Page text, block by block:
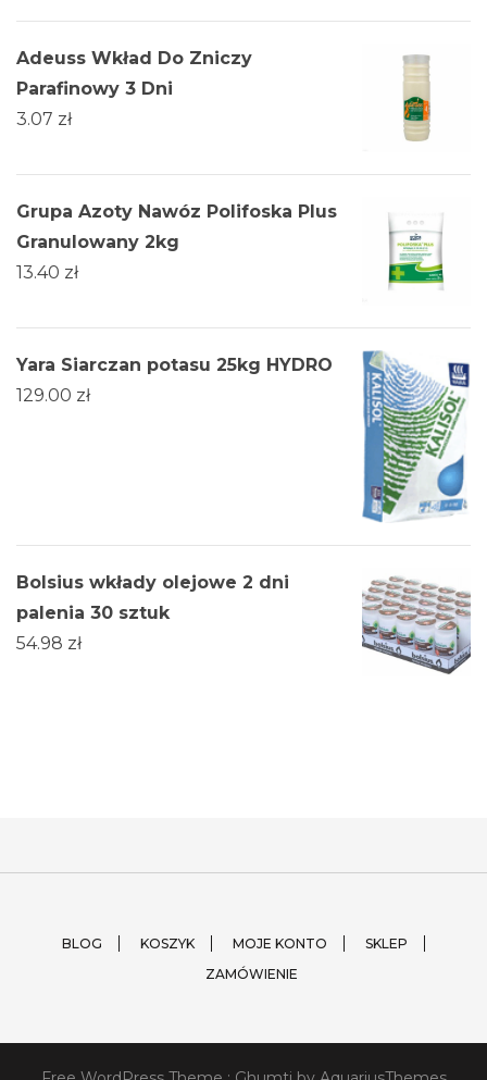
Adeuss Wkład Do Zniczy
Parafinowy 3 Dni
3.07 zł
Grupa Azoty Nawóz Polifoska Plus
Granulowany 2kg
13.40 zł
Yara Siarczan potasu 25kg HYDRO
129.00 zł
Bolsius wkłady olejowe 2 dni
palenia 30 sztuk
54.98 zł
BLOG KOSZYK MOJE KONTO
SKLEP
ZAMÓWIENIE